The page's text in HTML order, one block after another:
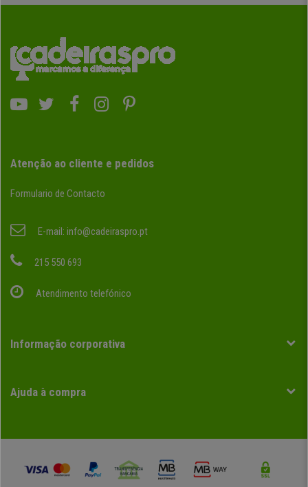
Atenção ao cliente e pedidos
Formulario de Contacto
E-mail: info@cadeiraspro.pt
215 550 693
Atendimento telefónico
Informação corporativa
Ajuda à compra